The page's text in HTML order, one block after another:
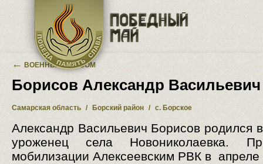
Перейти к основному содержанию
← ВОЕННЫЙ АЛЬБОМ
Борисов Александр Васильевич
Самарская область / Борский район / с. Борское
Александр Васильевич Борисов родился
уроженец села Новониколаевка.
мобилизации Алексеевским РВК в апреле